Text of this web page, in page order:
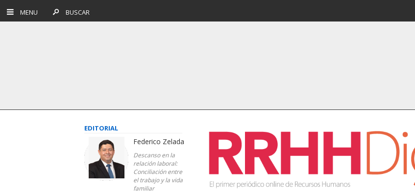
MENU BUSCAR
EDITORIAL
Federico Zelada
Descanso en la
relación laboral:
Conciliación entre
el trabajo y la vida
familiar